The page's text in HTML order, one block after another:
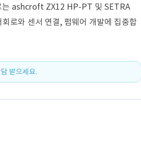
는 ashcroft ZX12 HP-PT 및 SETRA
로와 센서 연결, 펌웨어 개발에 집중합
받으세요.